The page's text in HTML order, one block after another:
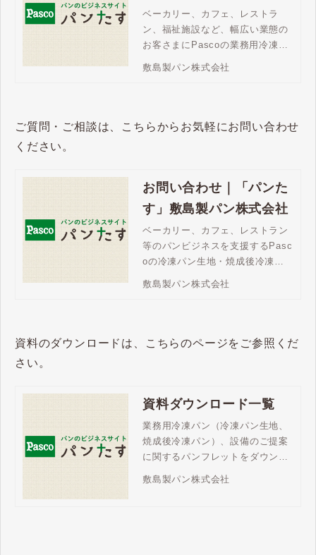
ベーカリー、カフェ、レストラ
ン、福祉施設など、幅広い業態の
お客さまにPascoの業務用冷凍パ
敷島製パン株式会社
ご質問・ご相談は、こちらからお気軽にお問い合わせ
ください。
お問い合わせ｜「パンた
す」敷島製パン株式会社
ベーカリー、カフェ、レストラン
等のパンビジネスを支援するPasc
oの冷凍パン生地・焼成後冷凍パ
ラインアップで、メニューの充
敷島製パン株式会社
資料のダウンロードは、こちらのページをご参照くだ
さい。
資料ダウンロード一覧
業務用冷凍パン（冷凍パン生地、
焼成後冷凍パン）、設備のご提案
に関するパンフレットをダウンロ
ップやパンビジネスのご検討に、
敷島製パン株式会社